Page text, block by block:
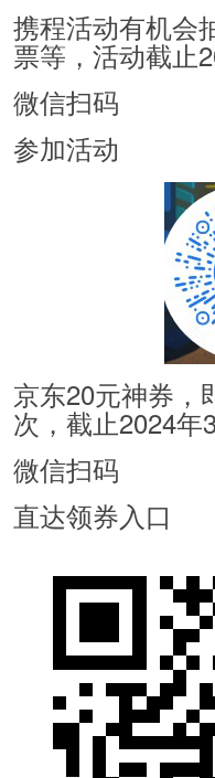
携程活动有机会
票等，活动截止
微信扫码
参加活动
京东20元神券，
次，截止2024年
微信扫码
直达领券入口